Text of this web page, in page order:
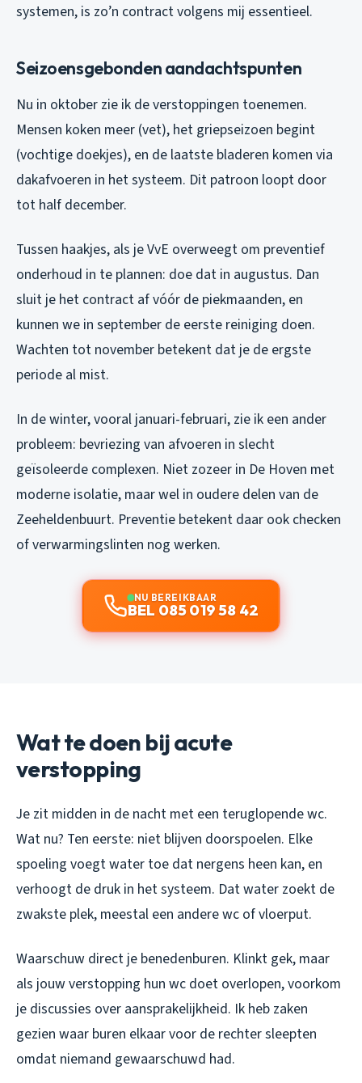
systemen, is zo’n contract volgens mij essentieel.
Seizoensgebonden aandachtspunten
Nu in oktober zie ik de verstoppingen toenemen.
Mensen koken meer (vet), het griepseizoen begint
(vochtige doekjes), en de laatste bladeren komen via
dakafvoeren in het systeem. Dit patroon loopt door
tot half december.
Tussen haakjes, als je VvE overweegt om preventief
onderhoud in te plannen: doe dat in augustus. Dan
sluit je het contract af vóór de piekmaanden, en
kunnen we in september de eerste reiniging doen.
Wachten tot november betekent dat je de ergste
periode al mist.
In de winter, vooral januari-februari, zie ik een ander
probleem: bevriezing van afvoeren in slecht
geïsoleerde complexen. Niet zozeer in De Hoven met
moderne isolatie, maar wel in oudere delen van de
Zeeheldenbuurt. Preventie betekent daar ook checken
of verwarmingslinten nog werken.
NU BEREIKBAAR
BEL 085 019 58 42
Wat te doen bij acute
verstopping
Je zit midden in de nacht met een teruglopende wc.
Wat nu? Ten eerste: niet blijven doorspoelen. Elke
spoeling voegt water toe dat nergens heen kan, en
verhoogt de druk in het systeem. Dat water zoekt de
zwakste plek, meestal een andere wc of vloerput.
Waarschuw direct je benedenburen. Klinkt gek, maar
als jouw verstopping hun wc doet overlopen, voorkom
je discussies over aansprakelijkheid. Ik heb zaken
gezien waar buren elkaar voor de rechter sleepten
omdat niemand gewaarschuwd had.